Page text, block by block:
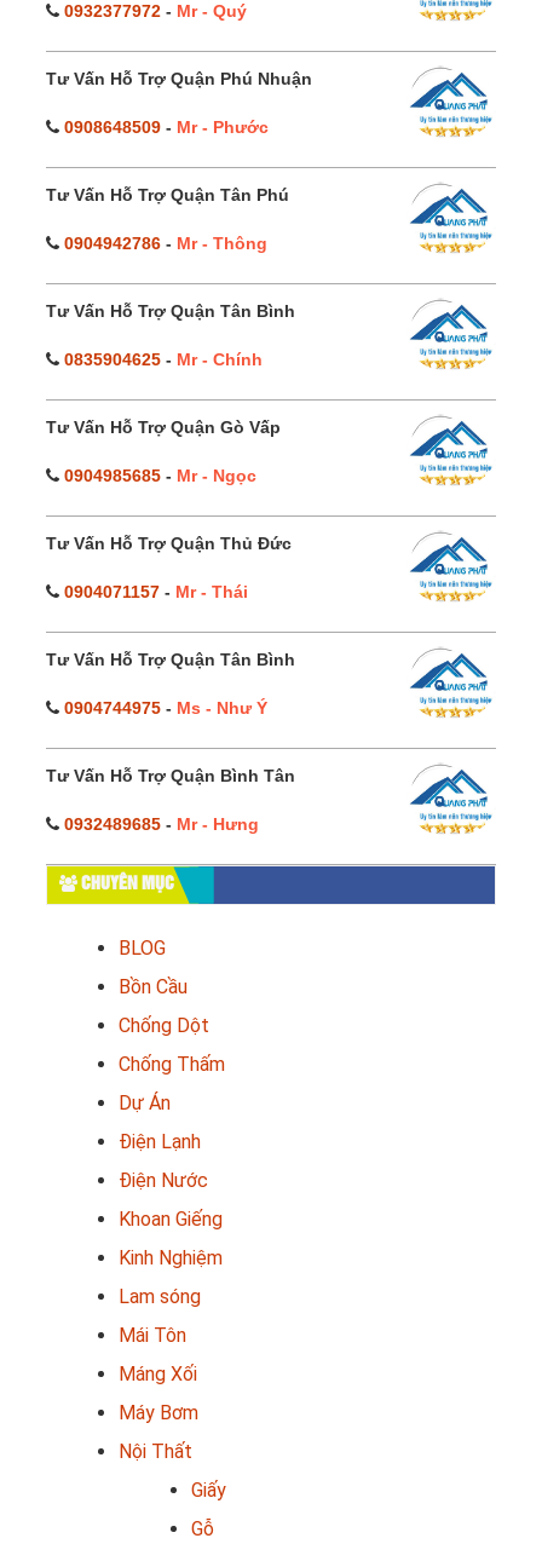
0932377972 - Mr - Quý
Tư Vấn Hỗ Trợ Quận Phú Nhuận
0908648509 - Mr - Phước
Tư Vấn Hỗ Trợ Quận Tân Phú
0904942786 - Mr - Thông
Tư Vấn Hỗ Trợ Quận Tân Bình
0835904625 - Mr - Chính
Tư Vấn Hỗ Trợ Quận Gò Vấp
0904985685 - Mr - Ngọc
Tư Vấn Hỗ Trợ Quận Thủ Đức
0904071157 - Mr - Thái
Tư Vấn Hỗ Trợ Quận Tân Bình
0904744975 - Ms - Như Ý
Tư Vấn Hỗ Trợ Quận Bình Tân
0932489685 - Mr - Hưng
CHUYÊN MỤC
BLOG
Bồn Cầu
Chống Dột
Chống Thấm
Dự Án
Điện Lạnh
Điện Nước
Khoan Giếng
Kinh Nghiệm
Lam sóng
Mái Tôn
Máng Xối
Máy Bơm
Nội Thất
Giấy
Gỗ